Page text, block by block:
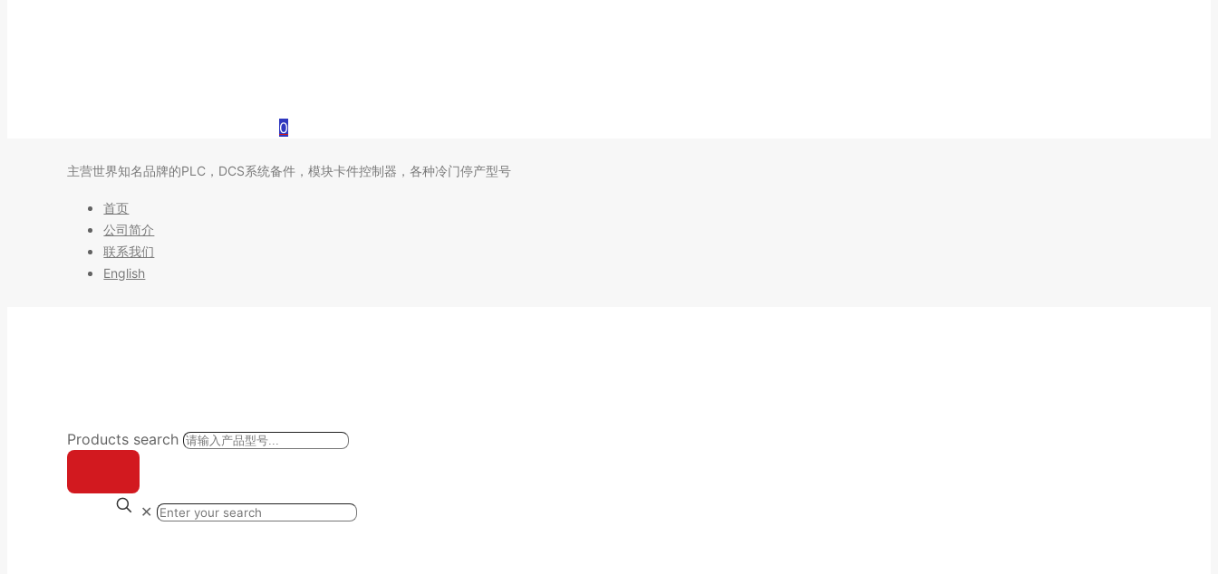
0
主营世界知名品牌的PLC，DCS系统备件，模块卡件控制器，各种冷门停产型号
首页
公司简介
联系我们
English
Products search
✕